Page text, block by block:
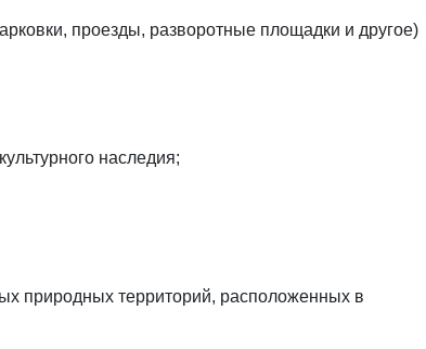
проезды, разворотные площадки и другое)
наследия;
природных территорий, расположенных в